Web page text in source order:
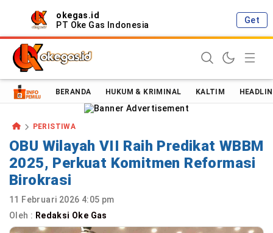
okegas.id
PT Oke Gas Indonesia
Get
Oke Gas Indonesia | Energi Positif Informasi Terkini!
BERANDA HUKUM & KRIMINAL KALTIM
PERISTIWA
OBU Wilayah VII Raih Predikat WBBM
2025, Perkuat Komitmen Reformasi
Birokrasi
11 Februari 2026 4:05 pm
Oleh : Redaksi Oke Gas